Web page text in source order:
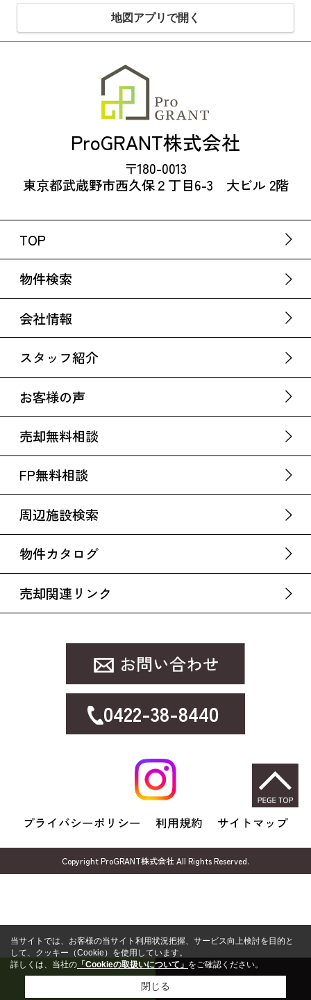
地図アプリで開く
ProGRANT株式会社
〒180-0013
東京都武蔵野市西久保２丁目6-3 大ビル 2階
TOP
物件検索
会社情報
スタッフ紹介
お客様の声
売却無料相談
FP無料相談
周辺施設検索
物件カタログ
売却関連リンク
0422-38-8440
プライバシーポリシー 利用規約 サイトマップ
Copyright ProGRANT株式会社 All Rights Reserved.
当サイトでは、お客様の当サイト利用状況把握、サービス向上検討を目的と
して、クッキー（Cookie）を使用しています。
詳しくは、当社の 「Cookieの取扱いについて」 をご確認ください。
閉じる